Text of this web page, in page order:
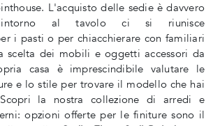
L'acquisto delle sedie è davvero
intorno al tavolo ci si riunisce
i pasti o per chiacchierare con familiari
scelta dei mobili e oggetti accessori da
casa è imprescindibile valutare le
e lo stile per trovare il modello che hai
la nostra collezione di arredi e
opzioni offerte per le finiture sono il